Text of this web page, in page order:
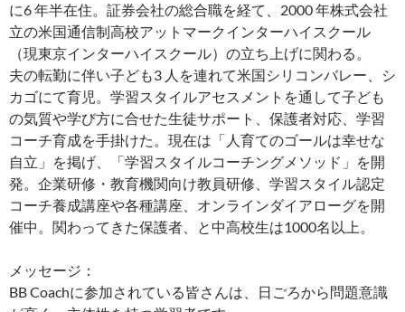
に6 年半在住。証券会社の総合職を経て、2000 年株式会社
立の米国通信制高校アットマークインターハイスクール
（現東京インターハイスクール）の立ち上げに関わる。
夫の転勤に伴い子ども3 人を連れて米国シリコンバレー、シ
カゴにて育児。学習スタイルアセスメントを通して子ども
の気質や学び方に合せた生徒サポート、保護者対応、学習
コーチ育成を手掛けた。現在は「人育てのゴールは幸せな
自立」を掲げ、「学習スタイルコーチングメソッド」を開
発。企業研修・教育機関向け教員研修、学習スタイル認定
コーチ養成講座や各種講座、オンラインダイアローグを開
催中。関わってきた保護者、と中高校生は1000名以上。
メッセージ：
BB Coachに参加されている皆さんは、日ごろから問題意識